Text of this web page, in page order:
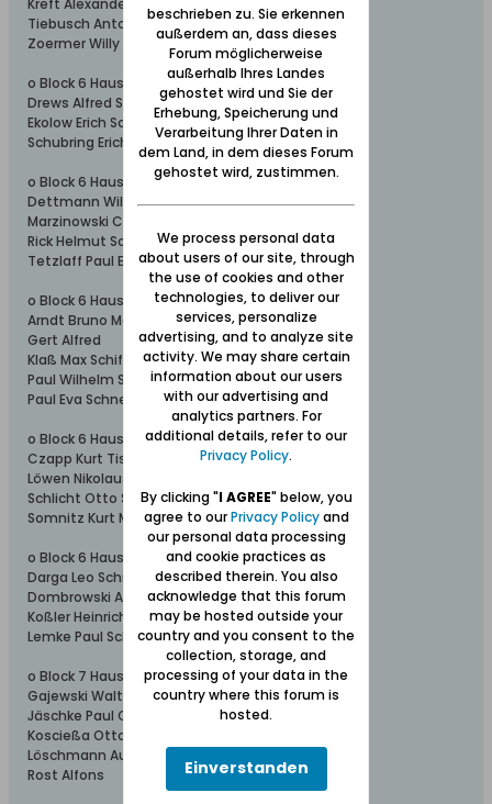
Kreft Alexander Schweißer
Tiebusch Anton Zimmerer
Zoermer Willy Schlosser
o Block 6 Haus 1
Drews Alfred Schiffszimm
Ekolow Erich Schiffstischler
Schubring Erich Nieter
o Block 6 Haus 2
Dettmann Wilhelm
Marzinowski Christoff Schlosser
Rick Helmut Schlosser
Tetzlaff Paul Bohrer
o Block 6 Haus 3
Arndt Bruno Modelltischl
Gert Alfred
Klaß Max Schiffszimm
Paul Wilhelm Schriftsetz
Paul Eva Schneiderin
o Block 6 Haus 4
Czapp Kurt Tischler
Löwen Nikolaus MaschSchlosser
Schlicht Otto Schiffszimm
Somnitz Kurt MaschSchlosser
o Block 6 Haus 5
Darga Leo Schiffbauhelfer
Dombrowski Aloys Tischl
Koßler Heinrich
Lemke Paul Schlosser
o Block 7 Haus 1
Gajewski Walter Bauing
Jäschke Paul Oberwachtm
Koscießa Otto Arb
Löschmann August Schloss
Rost Alfons
beschrieben zu. Sie erkennen
außerdem an, dass dieses
Forum möglicherweise
außerhalb Ihres Landes
gehostet wird und Sie der
Erhebung, Speicherung und
Verarbeitung Ihrer Daten in
dem Land, in dem dieses Forum
gehostet wird, zustimmen.
We process personal data
about users of our site, through
the use of cookies and other
technologies, to deliver our
services, personalize
advertising, and to analyze site
activity. We may share certain
information about our users
with our advertising and
analytics partners. For
additional details, refer to our
Privacy Policy.
By clicking "I AGREE" below, you
agree to ourPrivacy Policyand
our personal data processing
and cookie practices as
described therein. You also
acknowledge that this forum
may be hosted outside your
country and you consent to the
collection, storage, and
processing of your data in the
country where this forum is
hosted.
Einverstanden